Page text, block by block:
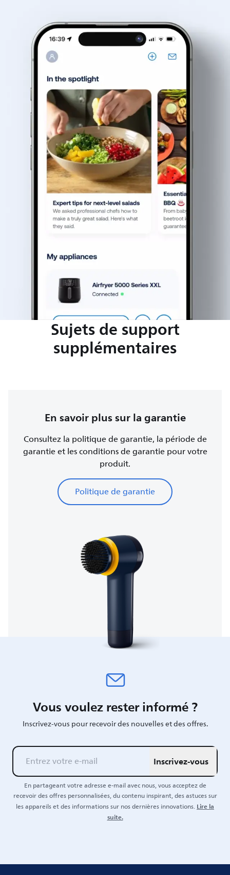
Sujets de support
supplémentaires
En savoir plus sur la garantie
Consultez la politique de garantie, la période de
garantie et les conditions de garantie pour votre
produit.
Politique de garantie
Vous voulez rester informé ?
Inscrivez-vous pour recevoir des nouvelles et des offres.
Inscrivez-vous
En partageant votre adresse e-mail avec nous, vous acceptez de
recevoir des offres personnalisées, du contenu inspirant, des astuces sur
les appareils et des informations sur nos dernières innovations.Lire la
suite.